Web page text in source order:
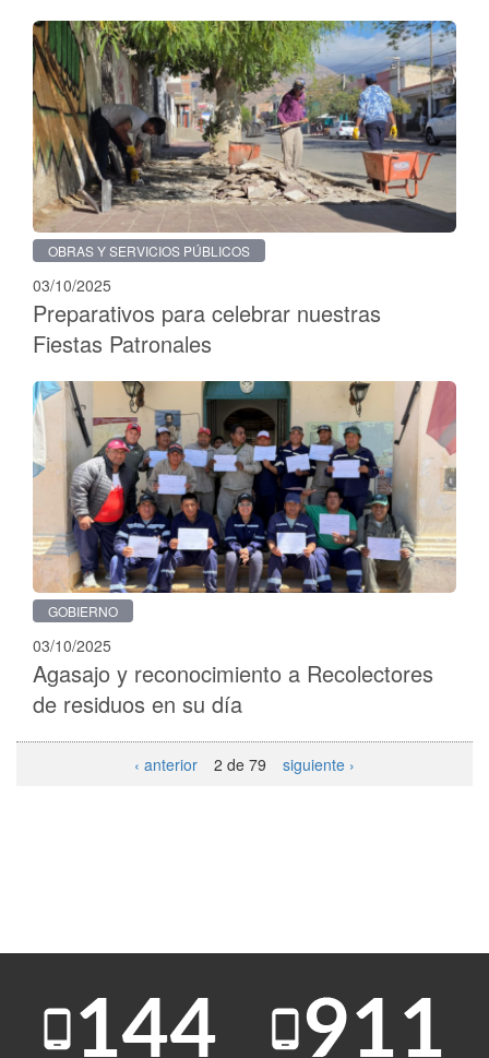
OBRAS Y SERVICIOS PÚBLICOS
03/10/2025
Preparativos para celebrar nuestras
Fiestas Patronales
GOBIERNO
03/10/2025
Agasajo y reconocimiento a Recolectores
de residuos en su día
‹ anterior 2 de 79 siguiente ›